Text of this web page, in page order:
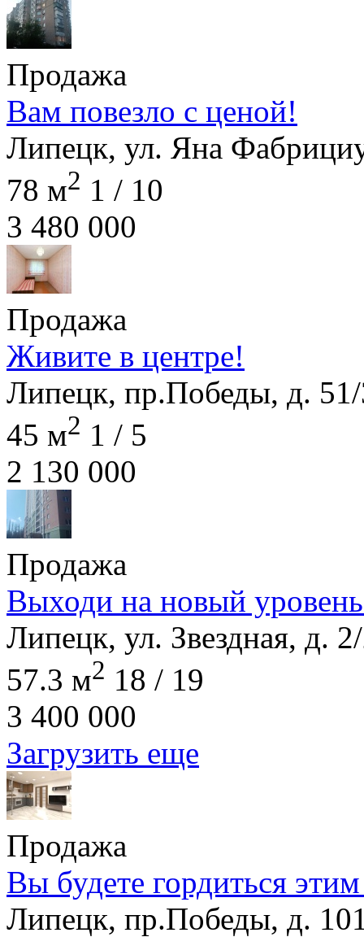
Продажа
Вам повезло с ценой!
Липецк, ул. Яна
78 м2 1 / 10
3 480 000
Продажа
Живите в центре!
Липецк, пр.Победы, д.
45 м2 1 / 5
2 130 000
Продажа
Выходи на новый
Липецк, ул. Звездная, д.
57.3 м2 18 / 19
3 400 000
Загрузить еще
Продажа
Вы будете гордиться
Липецк, пр.Победы, д.